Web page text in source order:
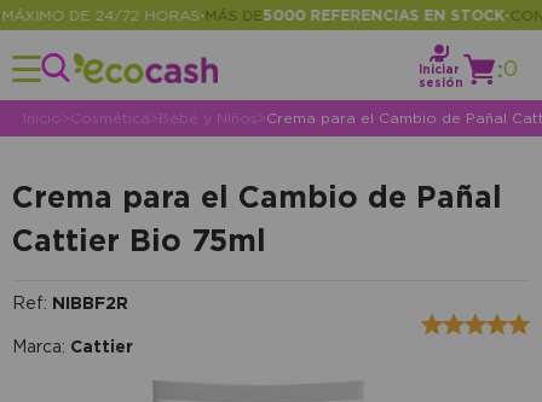
DE 24/72 HORAS •MÁS DE 5000 REFERENCIAS EN STOCK•
Iniciar
sesión
:0
Inicio>Cosmética>Bebé y Niños >Crema para el Cambio de Pañal
Crema para el Cambio de Pañal
Cattier Bio 75ml
Ref: NIBBF2R
Marca: Cattier